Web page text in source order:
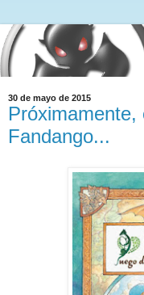
30 de mayo de 2015
Fandango...